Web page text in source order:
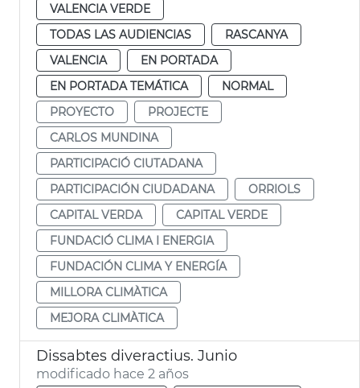
VALENCIA VERDE
TODAS LAS AUDIENCIAS
RASCANYA
VALENCIA
EN PORTADA
EN PORTADA TEMÁTICA
NORMAL
PROYECTO
PROJECTE
CARLOS MUNDINA
PARTICIPACIÓ CIUTADANA
PARTICIPACIÓN CIUDADANA
ORRIOLS
CAPITAL VERDA
CAPITAL VERDE
FUNDACIÓ CLIMA I ENERGIA
FUNDACIÓN CLIMA Y ENERGÍA
MILLORA CLIMÀTICA
MEJORA CLIMÀTICA
Dissabtes diveractius. Junio
modificado hace 2 años